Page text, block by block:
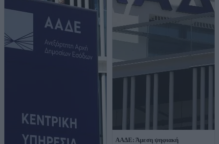
ΑΑΔΕ: Άμεση ψηφιακή